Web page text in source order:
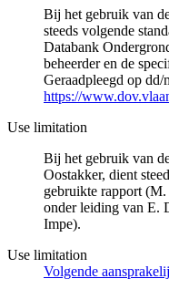
Bij het gebruik van
steeds volgende
Databank
beheerder en de
Geraadpleegd op
https://
Use limitation
Bij het gebruik van
Oostakker, dient
gebruikte rapport
onder leiding van E.
Impe).
Use limitation
Volgende